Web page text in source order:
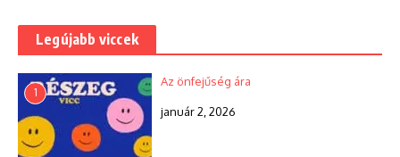
Legújabb viccek
1
Az önfejűség ára
január 2, 2026